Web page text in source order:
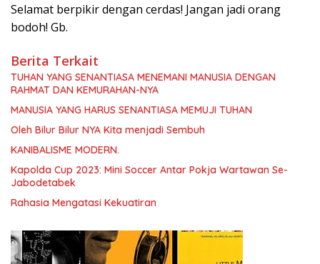
Selamat berpikir dengan cerdas! Jangan jadi orang
bodoh! Gb.
Berita Terkait
TUHAN YANG SENANTIASA MENEMANI MANUSIA DENGAN
RAHMAT DAN KEMURAHAN-NYA
MANUSIA YANG HARUS SENANTIASA MEMUJI TUHAN
Oleh Bilur Bilur NYA Kita menjadi Sembuh
KANIBALISME MODERN.
Kapolda Cup 2023: Mini Soccer Antar Pokja Wartawan Se-
Jabodetabek
Rahasia Mengatasi Kekuatiran